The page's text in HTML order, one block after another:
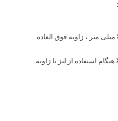
2. قاب می تواند تنها به ضخامت 8.3 میلی متر ، زاویه فوق العاده
3. توقف ND محدود ، بدون علامت X هنگام استفاده از لنز با زاویه